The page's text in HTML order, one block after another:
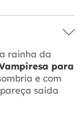
rainha da
para
e com
saída